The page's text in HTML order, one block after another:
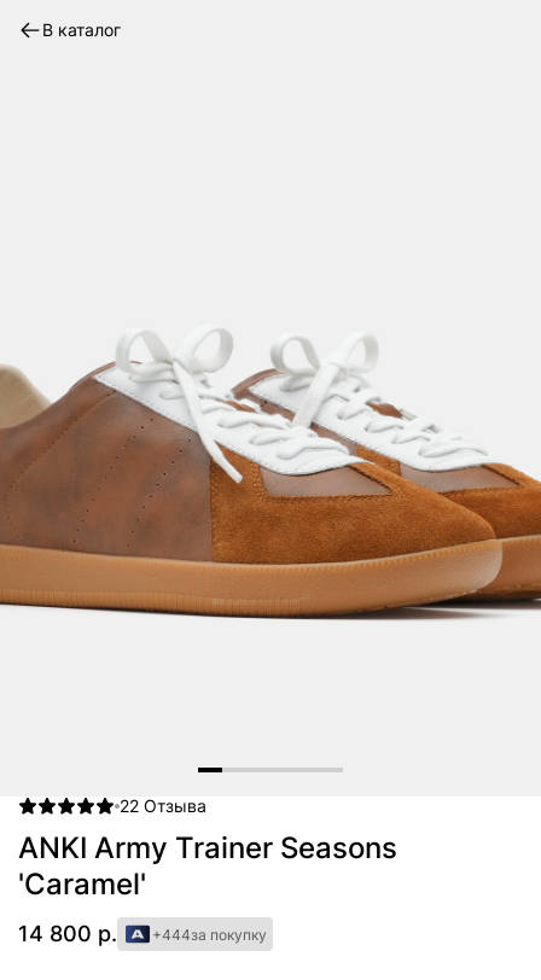
В каталог
Item
22 Отзыва
ANKI Army Trainer Seasons
'Caramel'
14 800 р. +444за покупку